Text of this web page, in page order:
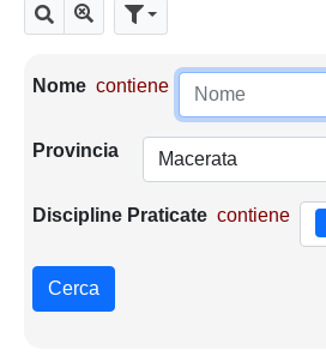
Cerca Mostra tutti i risultati
Parametri di ricerca
Nome contiene
Provincia Macerata
Discipline Praticate contiene
Cerca